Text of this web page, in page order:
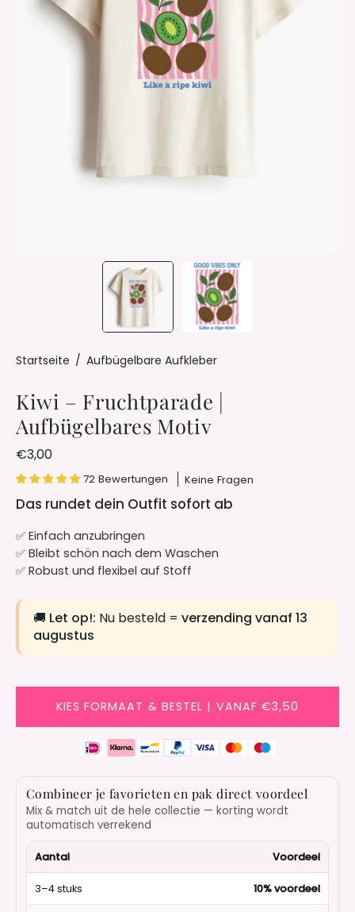
Startseite / Aufbügelbare Aufkleber
Kiwi – Fruchtparade |
Aufbügelbares Motiv
€3,00
72 Bewertungen Keine Fragen
Das rundet dein Outfit sofort ab
✅ Einfach anzubringen
✅ Bleibt schön nach dem Waschen
✅ Robust und flexibel auf Stoff
🚚 Let op!: Nu besteld = verzending vanaf 13
augustus
KIES FORMAAT & BESTEL | VANAF €3,50
Combineer je favorieten en pak direct voordeel
Mix & match uit de hele collectie — korting wordt
automatisch verrekend
Aantal Voordeel
3–4 stuks 10% voordeel